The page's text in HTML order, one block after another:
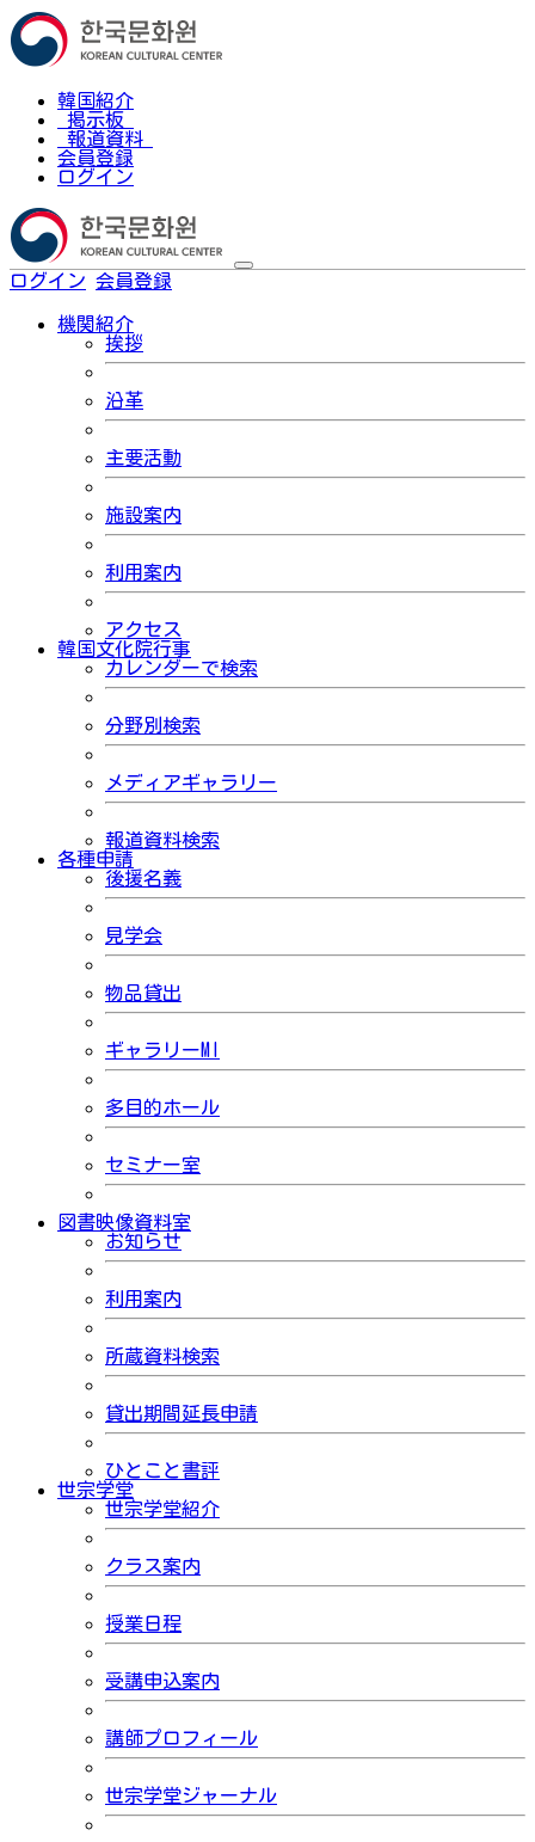
韓国紹介
掲示板
報道資料
会員登録
ログイン
ログイン 会員登録
機関紹介
挨拶
沿革
主要活動
施設案内
利用案内
アクセス
韓国文化院行事
カレンダーで検索
分野別検索
メディアギャラリー
報道資料検索
各種申請
後援名義
見学会
物品貸出
ギャラリーMI
多目的ホール
セミナー室
図書映像資料室
お知らせ
利用案内
所蔵資料検索
貸出期間延長申請
ひとこと書評
世宗学堂
世宗学堂紹介
クラス案内
授業日程
受講申込案内
講師プロフィール
世宗学堂ジャーナル